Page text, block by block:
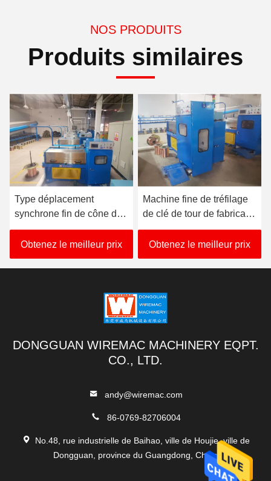
NOS PRODUITS
Produits similaires
Type déplacement
synchrone fin de cône de
la CE de la machine
380V-480V de tréfilage
Obtenez le meilleur prix
Machine fine de tréfilage
de clé de tour de fabricant
digne de confiance
Obtenez le meilleur prix
DONGGUAN WIREMAC MACHINERY EQPT.
CO., LTD.
andy@wiremac.com
86-0769-82706004
No.48, rue industrielle de Baihao, ville de Houjie, ville de
Dongguan, province du Guangdong, Chine